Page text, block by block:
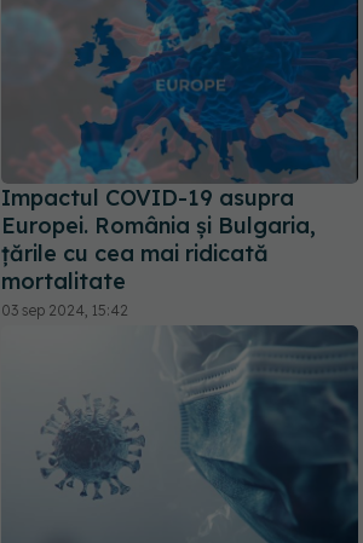
Impactul COVID-19 asupra
Europei. România și Bulgaria,
țările cu cea mai ridicată
mortalitate
03 sep 2024, 15:42